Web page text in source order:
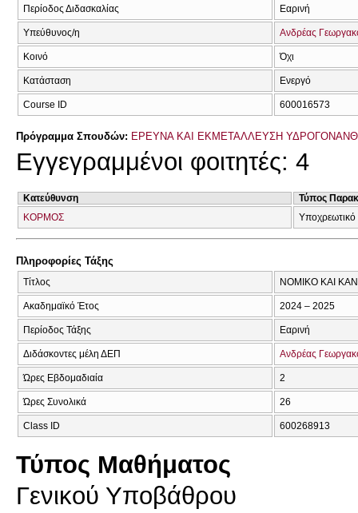
Περίοδος Διδασκαλίας Εαρινή
Υπεύθυνος/η Ανδρέας
Κοινό Όχι
Κατάσταση Ενεργό
Course ID 600016573
Πρόγραμμα Σπουδών: ΕΡΕΥΝΑ ΚΑΙ ΕΚΜΕΤΑΛΛΕΥΣΗ
Εγγεγραμμένοι φοιτητές: 4
Κατεύθυνση
Τύπος
ΚΟΡΜΟΣ
Υποχρεωτικό
Πληροφορίες Τάξης
Τίτλος ΝΟΜΙΚΟ ΚΑΙ
Ακαδημαϊκό Έτος 2024 – 2025
Περίοδος Τάξης Εαρινή
Διδάσκοντες μέλη ΔΕΠ Ανδρέας
Ώρες Εβδομαδιαία 2
Ώρες Συνολικά 26
Class ID 600268913
Τύπος Μαθήματος
Γενικού Υποβάθρου